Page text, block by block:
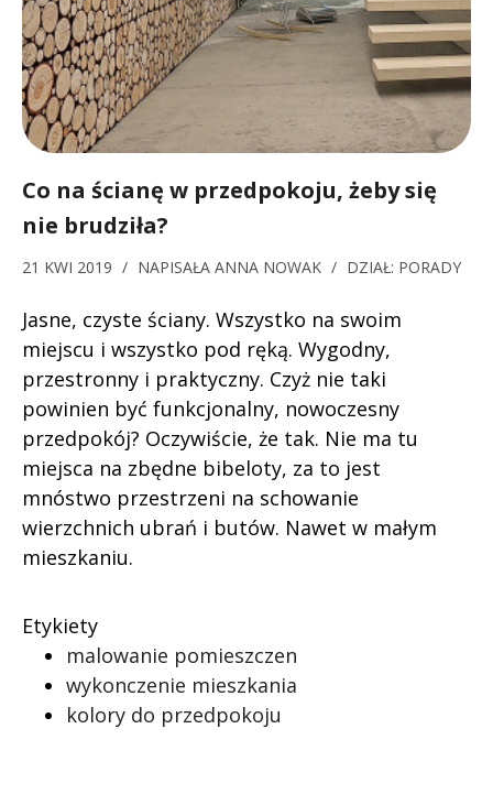
Co na ścianę w przedpokoju, żeby się
nie brudziła?
21 KWI 2019 / NAPISAŁA ANNA NOWAK / DZIAŁ: PORADY
Jasne, czyste ściany. Wszystko na swoim
miejscu i wszystko pod ręką. Wygodny,
przestronny i praktyczny. Czyż nie taki
powinien być funkcjonalny, nowoczesny
przedpokój? Oczywiście, że tak. Nie ma tu
miejsca na zbędne bibeloty, za to jest
mnóstwo przestrzeni na schowanie
wierzchnich ubrań i butów. Nawet w małym
mieszkaniu.
Etykiety
malowanie pomieszczen
wykonczenie mieszkania
kolory do przedpokoju